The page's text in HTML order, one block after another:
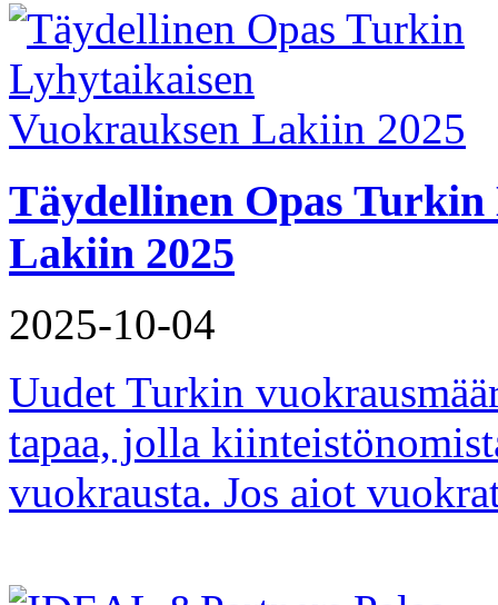
Täydellinen Opas
Lakiin 2025
2025-10-04
Uudet Turkin
tapaa, jolla
vuokrausta. Jos aiot